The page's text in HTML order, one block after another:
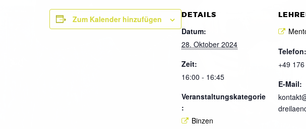
Zum Kalender hinzufügen DETAILS
Datum:
28. Oktober 2024
Zeit:
16:00 - 16:45
Veranstaltungskategorie
:
Binzen
Telefon:
+49
E-Mail: